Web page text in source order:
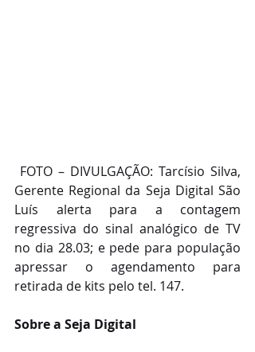
Gerente Regional da Seja Digital São
Luís alerta para a contagem
regressiva do sinal analógico de TV
no dia 28.03; e pede para população
apressar o agendamento para
retirada de kits pelo tel. 147.
Sobre a Seja Digital